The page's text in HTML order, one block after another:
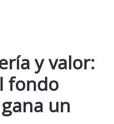
y valor:
fondo
un